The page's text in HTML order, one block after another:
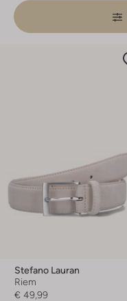
Stefano Lauran
Riem
€ 49,99